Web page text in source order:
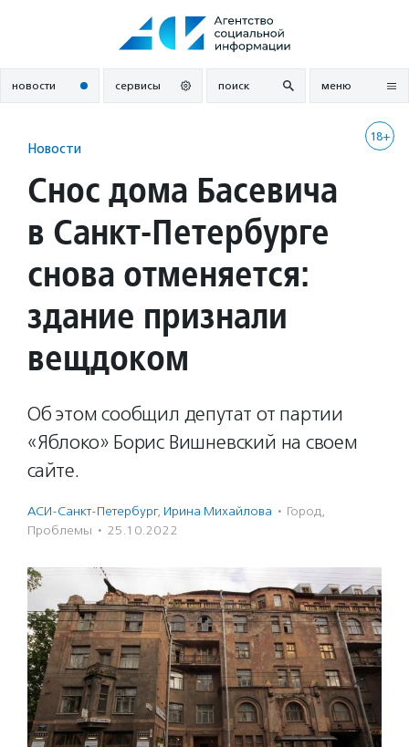
новости сервисы поиск меню
18+
Новости
Снос дома Басевича
в Санкт-Петербурге
снова отменяется:
здание признали
вещдоком
Об этом сообщил депутат от партии
«Яблоко» Борис Вишневский на своем
сайте.
АСИ-Санкт-Петербург, Ирина Михайлова · Город,
Проблемы · 25.10.2022